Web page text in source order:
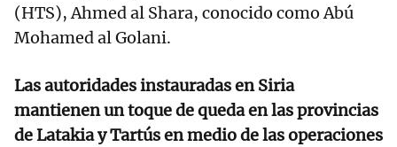
(HTS), Ahmed al Shara, conocido como Abú
Mohamed al Golani.
Las autoridades instauradas en Siria
mantienen un toque de queda en las provincias
de Latakia y Tartús en medio de las operaciones